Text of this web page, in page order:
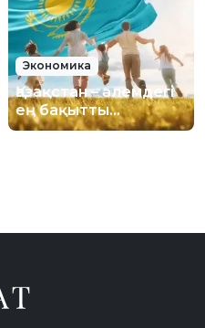
Экономика
Қазақстан – әлемдегі
ең бақытты
елдердің тізімінде